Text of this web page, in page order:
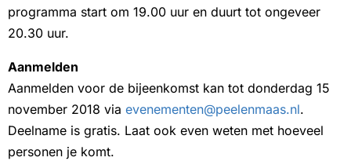
programma start om 19.00 uur en duurt tot ongeveer
20.30 uur.
Aanmelden
Aanmelden voor de bijeenkomst kan tot donderdag 15
november 2018 via evenementen@peelenmaas.nl.
Deelname is gratis. Laat ook even weten met hoeveel
personen je komt.